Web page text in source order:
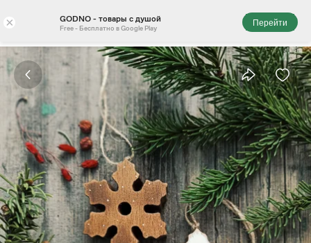
× GODNO - товары с душой
Free - Бесплатно в Google Play
Перейти